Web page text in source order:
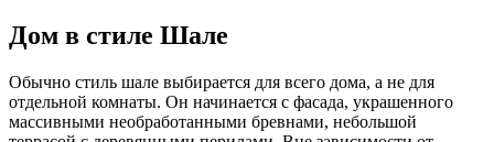
Дом в стиле Шале
Обычно стиль шале выбирается для всего дома, а не для
отдельной комнаты. Он начинается с фасада, украшенного
массивными необработанными бревнами, небольшой